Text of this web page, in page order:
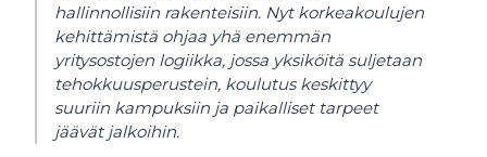
hallinnollisiin rakenteisiin. Nyt korkeakoulujen
kehittämistä ohjaa yhä enemmän
yritysostojen logiikka, jossa yksiköitä suljetaan
tehokkuusperustein, koulutus keskittyy
suuriin kampuksiin ja paikalliset tarpeet
jäävät jalkoihin.